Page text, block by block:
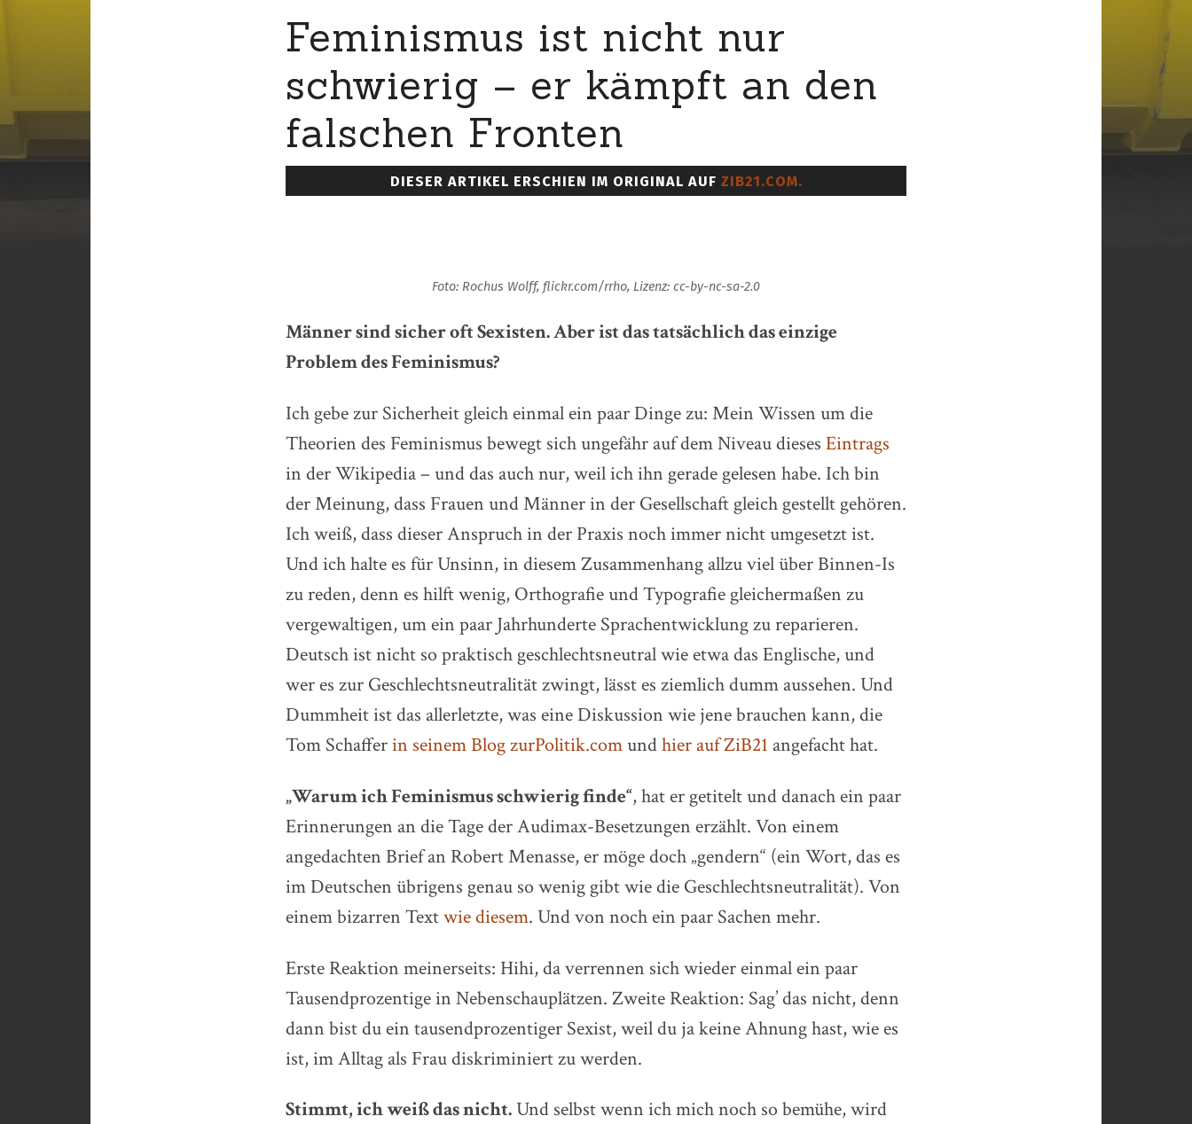
Feminismus ist nicht nur
schwierig – er kämpft an den
falschen Fronten
DIESER ARTIKEL ERSCHIEN IM ORIGINAL AUF ZIB21.COM.
Foto: Rochus Wolff, flickr.com/rrho, Lizenz: cc-by-nc-sa-2.0
Männer sind sicher oft Sexisten. Aber ist das tatsächlich das einzige
Problem des Feminismus?
Ich gebe zur Sicherheit gleich einmal ein paar Dinge zu: Mein Wissen um die
Theorien des Feminismus bewegt sich ungefähr auf dem Niveau dieses Eintrags
in der Wikipedia – und das auch nur, weil ich ihn gerade gelesen habe. Ich bin
der Meinung, dass Frauen und Männer in der Gesellschaft gleich gestellt gehören.
Ich weiß, dass dieser Anspruch in der Praxis noch immer nicht umgesetzt ist.
Und ich halte es für Unsinn, in diesem Zusammenhang allzu viel über Binnen-Is
zu reden, denn es hilft wenig, Orthografie und Typografie gleichermaßen zu
vergewaltigen, um ein paar Jahrhunderte Sprachentwicklung zu reparieren.
Deutsch ist nicht so praktisch geschlechtsneutral wie etwa das Englische, und
wer es zur Geschlechtsneutralität zwingt, lässt es ziemlich dumm aussehen. Und
Dummheit ist das allerletzte, was eine Diskussion wie jene brauchen kann, die
Tom Schafferin seinem Blog zurPolitik.comundhier auf ZiB21 angefacht hat.
„Warum ich Feminismus schwierig finde“, hat er getitelt und danach ein paar
Erinnerungen an die Tage der Audimax-Besetzungen erzählt. Von einem
angedachten Brief an Robert Menasse, er möge doch „gendern“ (ein Wort, das es
im Deutschen übrigens genau so wenig gibt wie die Geschlechtsneutralität). Von
einem bizarren Textwie diesem. Und von noch ein paar Sachen mehr.
Erste Reaktion meinerseits: Hihi, da verrennen sich wieder einmal ein paar
Tausendprozentige in Nebenschauplätzen. Zweite Reaktion: Sag’ das nicht, denn
dann bist du ein tausendprozentiger Sexist, weil du ja keine Ahnung hast, wie es
ist, im Alltag als Frau diskriminiert zu werden.
Stimmt, ich weiß das nicht. Und selbst wenn ich mich noch so bemühe, wird